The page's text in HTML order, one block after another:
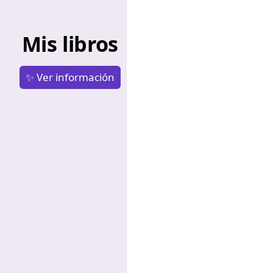
Mis libros
✨ Ver información